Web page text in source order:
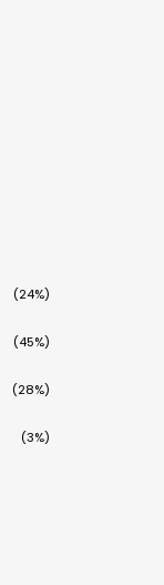
(24%)
(45%)
(28%)
(3%)